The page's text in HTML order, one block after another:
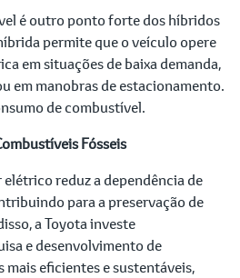
é outro ponto forte dos híbridos
permite que o veículo opere
em situações de baixa demanda,
em manobras de estacionamento.
de combustível.
Fósseis
reduz a dependência de
para a preservação de
a Toyota investe
e desenvolvimento de
eficientes e sustentáveis,